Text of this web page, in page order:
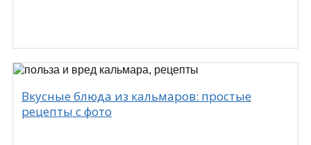
Вкусные блюда из кальмаров: простые
рецепты с фото